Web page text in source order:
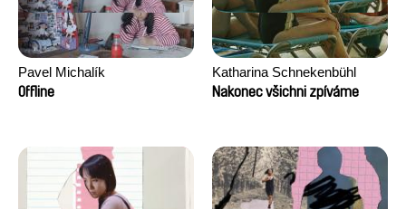
Pavel Michalík
Offline
Katharina Schnekenbühl
Nakonec všichni zpíváme